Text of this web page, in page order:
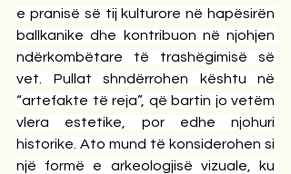
e pranisë së tij kulturore në hapësirën
ballkanike dhe kontribuon në njohjen
ndërkombëtare të trashëgimisë së
vet. Pullat shndërrohen kështu në
“artefakte të reja”, që bartin jo vetëm
vlera estetike, por edhe njohuri
historike. Ato mund të konsiderohen si
një formë e arkeologjisë vizuale, ku